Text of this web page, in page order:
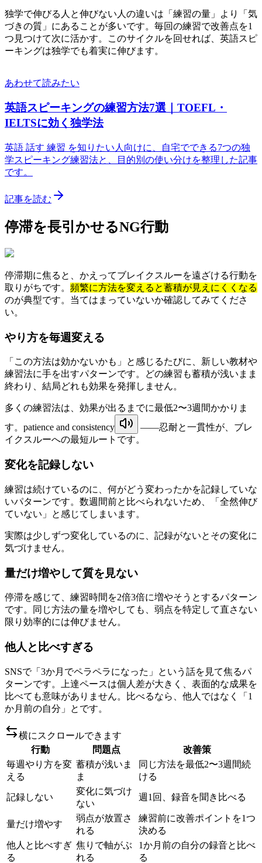
独学で伸びる人と伸びない人の違いは「練習の量」より「気
づきの質」にあることが多いです。毎回の練習で改善点を1
つ見つけて次に活かす。このサイクルを回せれば、英語スピ
ーキングは独学でも着実に伸びます。
あわせて読みたい
英語スピーキングの練習方法7選｜TOEFL・
IELTSに効く独学法
英語 話す 練習 を知りたい人向けに、自宅でできる7つの独
学スピーキング練習法と、目的別の使い分けを整理した記事
です。
記事を読む
停滞を長引かせるNG行動
停滞期に焦ると、かえってブレイクスルーを遠ざける行動を
取りがちです。 頻繁に方法を変えると蓄積が見えにくくなる
のが典型です。当てはまっていないか確認してみてくださ
い。
やり方を毎週変える
「この方法は効かないかも」と感じるたびに、新しい教材や
練習法に手を出すパターンです。どの練習も蓄積が浅いまま
終わり、結局どれも効果を発揮しません。
多くの練習法は、効果が出るまでに最低2〜3週間かかりま
す。 patience and consistency
——忍耐と一貫性が、ブレ
イクスルーへの最短ルートです。
変化を記録しない
練習は続けているのに、何がどう変わったかを記録していな
いパターンです。数週間前と比べられないため、「全然伸び
ていない」と感じてしまいます。
実際は少しずつ変化しているのに、記録がないとその変化に
気づけません。
量だけ増やして質を見ない
停滞を感じて、練習時間を2倍3倍に増やそうとするパターン
です。同じ方法の量を増やしても、弱点を特定して直さない
限り効率的には伸びません。
他人と比べすぎる
SNSで「3か月でペラペラになった」という話を見て焦るパ
ターンです。上達ペースは個人差が大きく、表面的な成果を
比べても意味がありません。比べるなら、他人ではなく「1
か月前の自分」とです。
横にスクロールできます
行動
問題点
改善策
毎週やり方を変
える
蓄積が浅いま
ま
同じ方法を最低2〜3週間続
ける
記録しない
変化に気づけ
ない
週1回、録音を聞き比べる
量だけ増やす
弱点が放置さ
れる
練習前に改善ポイントを1つ
決める
他人と比べすぎ
る
焦りで軸がぶ
れる
1か月前の自分の録音と比べ
る